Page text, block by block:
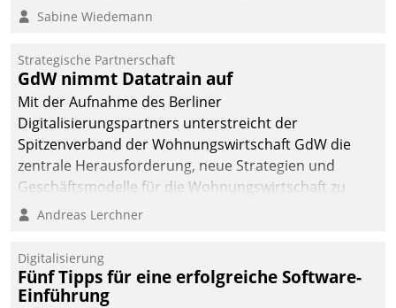
Sabine Wiedemann
Strategische Partnerschaft
GdW nimmt Datatrain auf
Mit der Aufnahme des Berliner
Digitalisierungspartners unterstreicht der
Spitzenverband der Wohnungswirtschaft GdW die
zentrale Herausforderung, neue Strategien und
Geschäftsmodelle für die Wohnungswirtschaft zu
entwickeln.
Andreas Lerchner
Digitalisierung
Fünf Tipps für eine erfolgreiche Software-
Einführung